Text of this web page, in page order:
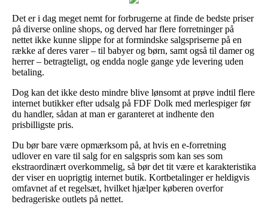
Det er i dag meget nemt for forbrugerne at finde de bedste priser
på diverse online shops, og derved har flere forretninger på
nettet ikke kunne slippe for at formindske salgspriserne på en
række af deres varer – til babyer og børn, samt også til damer og
herrer – betragteligt, og endda nogle gange yde levering uden
betaling.
Dog kan det ikke desto mindre blive lønsomt at prøve indtil flere
internet butikker efter udsalg på FDF Dolk med merlespiger før
du handler, sådan at man er garanteret at indhente den
prisbilligste pris.
Du bør bare være opmærksom på, at hvis en e-forretning
udlover en vare til salg for en salgspris som kan ses som
ekstraordinært overkommelig, så bør det tit være et karakteristika
der viser en uoprigtig internet butik. Kortbetalinger er heldigvis
omfavnet af et regelsæt, hvilket hjælper køberen overfor
bedrageriske outlets på nettet.